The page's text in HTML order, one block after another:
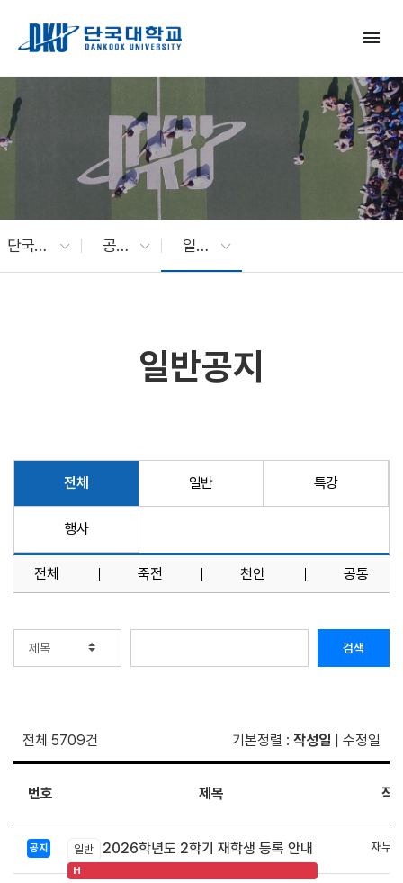
menu
단국대 소식 공지사항 일반공지
일반공지
전체 일반 특강
행사
전체 죽전 천안 공통
검색
전체 5709건 기본정렬 : 작성일 수정일
번호 제목 작
공지 일반 2026학년도 2학기 재학생 등록 안내
H
재무